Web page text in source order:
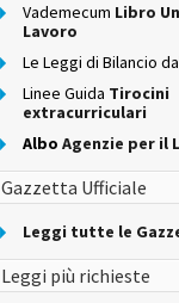
Vademecum Libro
Lavoro
Le Leggi di Bilancio
Linee Guida Tirocini
extracurriculari
Albo Agenzie per il
Gazzetta Ufficiale
Leggi tutte le
Leggi più richieste